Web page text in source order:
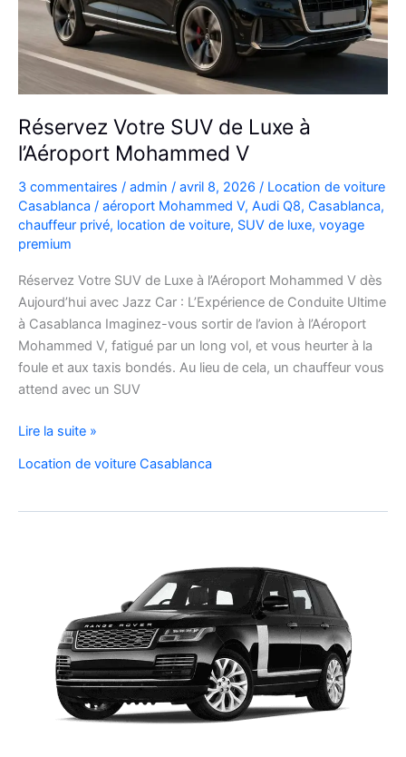
plans
Réservez Votre SUV de Luxe à
l’Aéroport Mohammed V
3 commentaires / admin / avril 8, 2026 / Location de voiture
Casablanca / aéroport Mohammed V, Audi Q8, Casablanca,
chauffeur privé, location de voiture, SUV de luxe, voyage
premium
Réservez Votre SUV de Luxe à l’Aéroport Mohammed V dès
Aujourd’hui avec Jazz Car : L’Expérience de Conduite Ultime
à Casablanca Imaginez-vous sortir de l’avion à l’Aéroport
Mohammed V, fatigué par un long vol, et vous heurter à la
foule et aux taxis bondés. Au lieu de cela, un chauffeur vous
attend avec un SUV
Réservez
SUV
Luxe
Lire la suite »
Location de voiture Casablanca